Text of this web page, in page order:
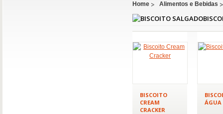
Home Alimentos e Bebidas
BISCOITO
CREAM
CRACKER
ÁGUA